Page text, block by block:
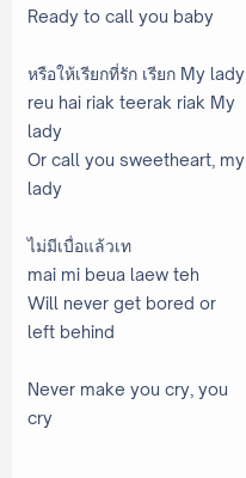
Ready to call you baby
หรือให้เรียกที่รัก เรียก My lady
reu hai riak teerak riak My
lady
Or call you sweetheart, my
lady
ไม่มีเบื่อแล้วเท
mai mi beua laew teh
Will never get bored or
left behind
Never make you cry, you
cry